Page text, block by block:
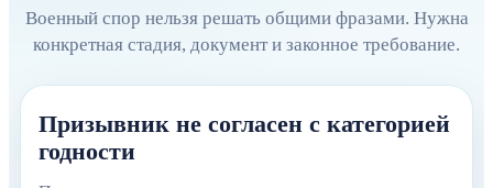
Военный спор нельзя решать общими фразами. Нужна
конкретная стадия, документ и законное требование.
Призывник не согласен с категорией
годности